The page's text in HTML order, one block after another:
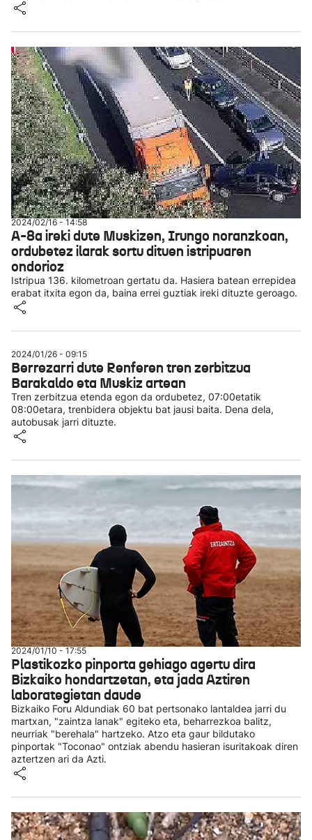
2024/02/16 - 14:58
A-8a ireki dute Muskizen, Irungo noranzkoan,
ordubetez ilarak sortu dituen istripuaren
ondorioz
Istripua 136. kilometroan gertatu da. Hasiera batean errepidea
erabat itxita egon da, baina errei guztiak ireki dituzte geroago.
2024/01/26 - 09:15
Berrezarri dute Renferen tren zerbitzua
Barakaldo eta Muskiz artean
Tren zerbitzua etenda egon da ordubetez, 07:00etatik
08:00etara, trenbidera objektu bat jausi baita. Dena dela,
autobusak jarri dituzte.
2024/01/10 - 17:55
Plastikozko pinporta gehiago agertu dira
Bizkaiko hondartzetan, eta jada Aztiren
laborategietan daude
Bizkaiko Foru Aldundiak 60 bat pertsonako lantaldea jarri du
martxan, "zaintza lanak" egiteko eta, beharrezkoa balitz,
neurriak "berehala" hartzeko. Atzo eta gaur bildutako
pinportak "Toconao" ontziak abendu hasieran isuritakoak diren
aztertzen ari da Azti.